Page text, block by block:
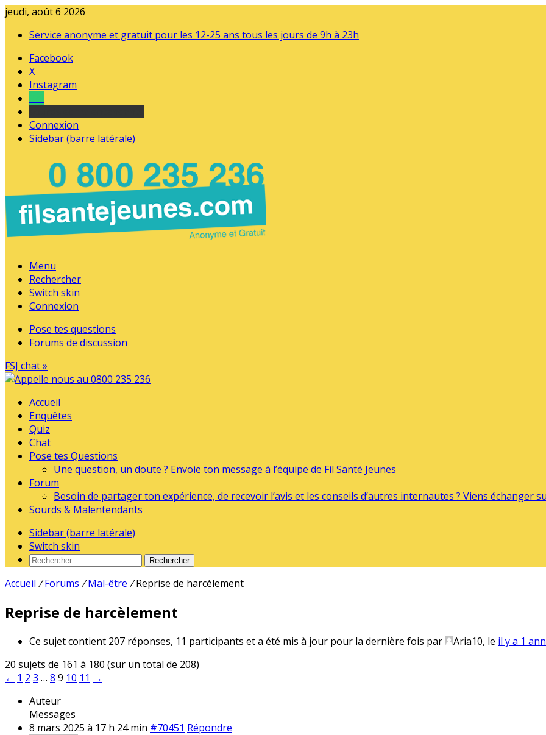
jeudi, août 6 2026
Service anonyme et gratuit pour les 12-25 ans tous les jours de 9h à 23h
Facebook
X
Instagram
Connexion
Sidebar (barre latérale)
Menu
Rechercher
Switch skin
Connexion
Pose tes questions
Forums de discussion
FSJ chat »
Accueil
Enquêtes
Quiz
Chat
Pose tes Questions
Une question, un doute ? Envoie ton message à l’équipe de Fil Santé Jeunes
Forum
Besoin de partager ton expérience, de recevoir l’avis et les conseils d’autres internautes ? Viens échanger
Sourds & Malentendants
Sidebar (barre latérale)
Switch skin
Rechercher
Accueil / Forums / Mal-être / Reprise de harcèlement
Reprise de harcèlement
Ce sujet contient 207 réponses, 11 participants et a été mis à jour pour la dernière fois par Aria10, le il y a 1
20 sujets de 161 à 180 (sur un total de 208)
← 1 2 3 … 8 9 10 11 →
Auteur
Messages
8 mars 2025 à 17 h 24 min #70451 Répondre